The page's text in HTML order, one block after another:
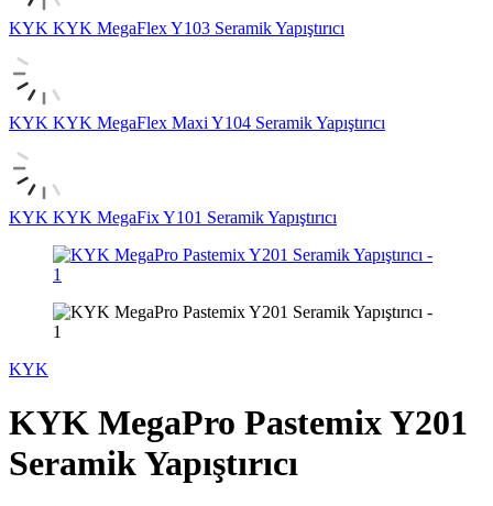
KYK KYK MegaFlex Y103 Seramik Yapıştırıcı
KYK KYK MegaFlex Maxi Y104 Seramik Yapıştırıcı
KYK KYK MegaFix Y101 Seramik Yapıştırıcı
KYK
KYK MegaPro Pastemix Y201
Seramik Yapıştırıcı